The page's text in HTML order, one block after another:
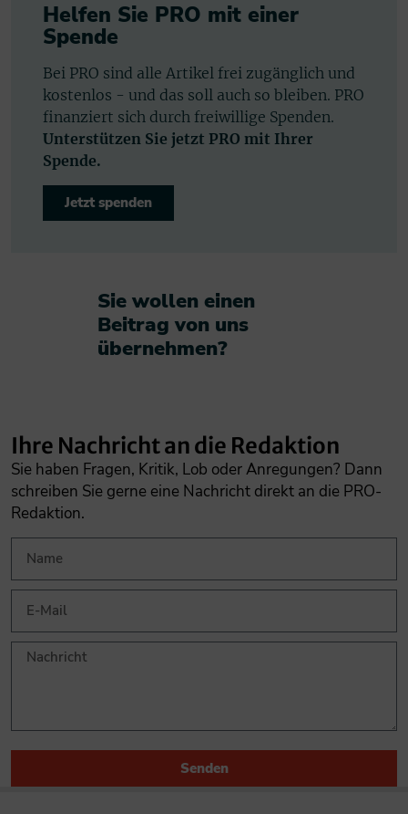
Helfen Sie PRO mit einer
Spende
Bei PRO sind alle Artikel frei zugänglich und
kostenlos - und das soll auch so bleiben. PRO
finanziert sich durch freiwillige Spenden.
Unterstützen Sie jetzt PRO mit Ihrer
Spende.
Jetzt spenden
Sie wollen einen
Beitrag von uns
übernehmen?​
Ihre Nachricht an die Redaktion
Sie haben Fragen, Kritik, Lob oder Anregungen? Dann
schreiben Sie gerne eine Nachricht direkt an die PRO-
Redaktion.
Senden